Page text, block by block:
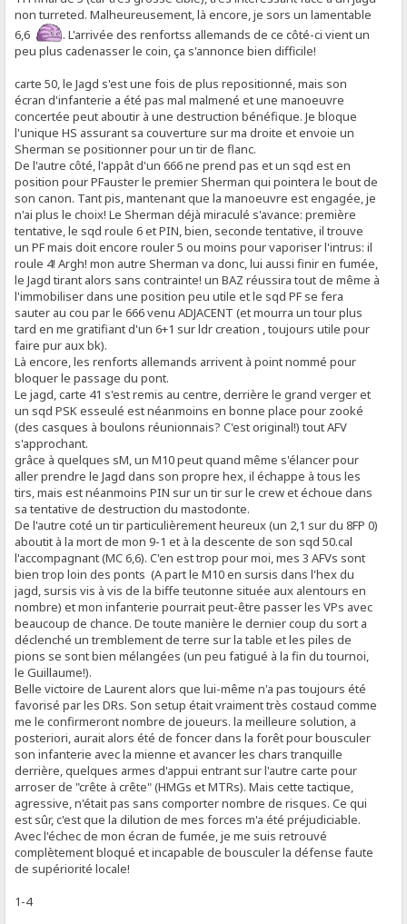
non turreted. Malheureusement, là encore, je sors un lamentable
6,6
. L'arrivée des renfortss allemands de ce côté-ci vient un
peu plus cadenasser le coin, ça s'annonce bien difficile!
carte 50, le Jagd s'est une fois de plus repositionné, mais son
écran d'infanterie a été pas mal malmené et une manoeuvre
concertée peut aboutir à une destruction bénéfique. Je bloque
l'unique HS assurant sa couverture sur ma droite et envoie un
Sherman se positionner pour un tir de flanc.
De l'autre côté, l'appât d'un 666 ne prend pas et un sqd est en
position pour PFauster le premier Sherman qui pointera le bout de
son canon. Tant pis, mantenant que la manoeuvre est engagée, je
n'ai plus le choix! Le Sherman déjà miraculé s'avance: première
tentative, le sqd roule 6 et PIN, bien, seconde tentative, il trouve
un PF mais doit encore rouler 5 ou moins pour vaporiser l'intrus: il
roule 4! Argh! mon autre Sherman va donc, lui aussi finir en fumée,
le Jagd tirant alors sans contrainte! un BAZ réussira tout de même à
l'immobiliser dans une position peu utile et le sqd PF se fera
sauter au cou par le 666 venu ADJACENT (et mourra un tour plus
tard en me gratifiant d'un 6+1 sur ldr creation , toujours utile pour
faire pur aux bk).
Là encore, les renforts allemands arrivent à point nommé pour
bloquer le passage du pont.
Le jagd, carte 41 s'est remis au centre, derrière le grand verger et
un sqd PSK esseulé est néanmoins en bonne place pour zooké
(des casques à boulons réunionnais? C'est original!) tout AFV
s'approchant.
grâce à quelques sM, un M10 peut quand même s'élancer pour
aller prendre le Jagd dans son propre hex, il échappe à tous les
tirs, mais est néanmoins PIN sur un tir sur le crew et échoue dans
sa tentative de destruction du mastodonte.
De l'autre coté un tir particulièrement heureux (un 2,1 sur du 8FP 0)
aboutit à la mort de mon 9-1 et à la descente de son sqd 50.cal
l'accompagnant (MC 6,6). C'en est trop pour moi, mes 3 AFVs sont
bien trop loin des ponts (A part le M10 en sursis dans l'hex du
jagd, sursis vis à vis de la biffe teutonne située aux alentours en
nombre) et mon infanterie pourrait peut-être passer les VPs avec
beaucoup de chance. De toute manière le dernier coup du sort a
déclenché un tremblement de terre sur la table et les piles de
pions se sont bien mélangées (un peu fatigué à la fin du tournoi,
le Guillaume!).
Belle victoire de Laurent alors que lui-même n'a pas toujours été
favorisé par les DRs. Son setup était vraiment très costaud comme
me le confirmeront nombre de joueurs. la meilleure solution, a
posteriori, aurait alors été de foncer dans la forêt pour bousculer
son infanterie avec la mienne et avancer les chars tranquille
derrière, quelques armes d'appui entrant sur l'autre carte pour
arroser de "crête à crête" (HMGs et MTRs). Mais cette tactique,
agressive, n'était pas sans comporter nombre de risques. Ce qui
est sûr, c'est que la dilution de mes forces m'a été préjudiciable.
Avec l'échec de mon écran de fumée, je me suis retrouvé
complètement bloqué et incapable de bousculer la défense faute
de supériorité locale!
1-4